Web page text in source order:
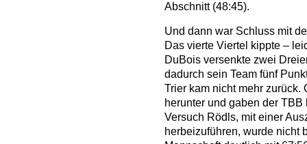
Abschnitt (48:45).
Und dann war Schluss mit
Das vierte Viertel kippte –
DuBois versenkte zwei
dadurch sein Team fünf
Trier kam nicht mehr
herunter und gaben der
Versuch Rödls, mit einer
herbeizuführen, wurde nicht